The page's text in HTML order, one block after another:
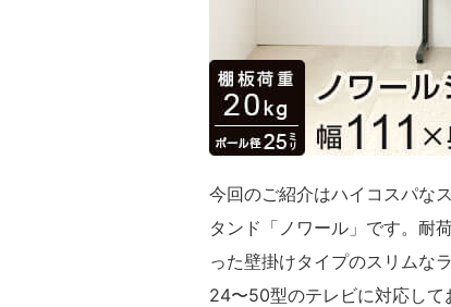
今回のご紹介はハイコスパな
タンド「ノワール」です。耐
った壁掛けタイプのスリムな
24〜50型のテレビに対応して